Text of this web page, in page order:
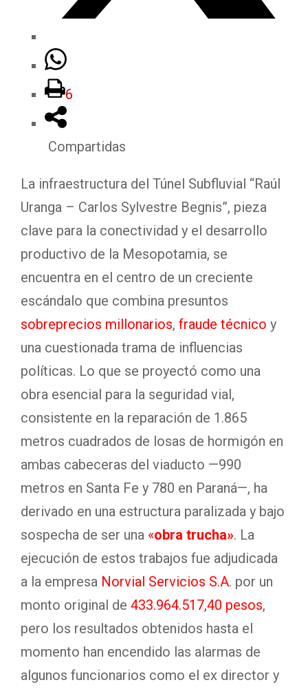
6
Compartidas
La infraestructura del Túnel Subfluvial “Raúl
Uranga – Carlos Sylvestre Begnis”, pieza
clave para la conectividad y el desarrollo
productivo de la Mesopotamia, se
encuentra en el centro de un creciente
escándalo que combina presuntos
sobreprecios millonarios, fraude técnico y
una cuestionada trama de influencias
políticas. Lo que se proyectó como una
obra esencial para la seguridad vial,
consistente en la reparación de 1.865
metros cuadrados de losas de hormigón en
ambas cabeceras del viaducto —990
metros en Santa Fe y 780 en Paraná—, ha
derivado en una estructura paralizada y bajo
sospecha de ser una «obra trucha». La
ejecución de estos trabajos fue adjudicada
a la empresa Norvial Servicios S.A. por un
monto original de 433.964.517,40 pesos,
pero los resultados obtenidos hasta el
momento han encendido las alarmas de
algunos funcionarios como el ex director y